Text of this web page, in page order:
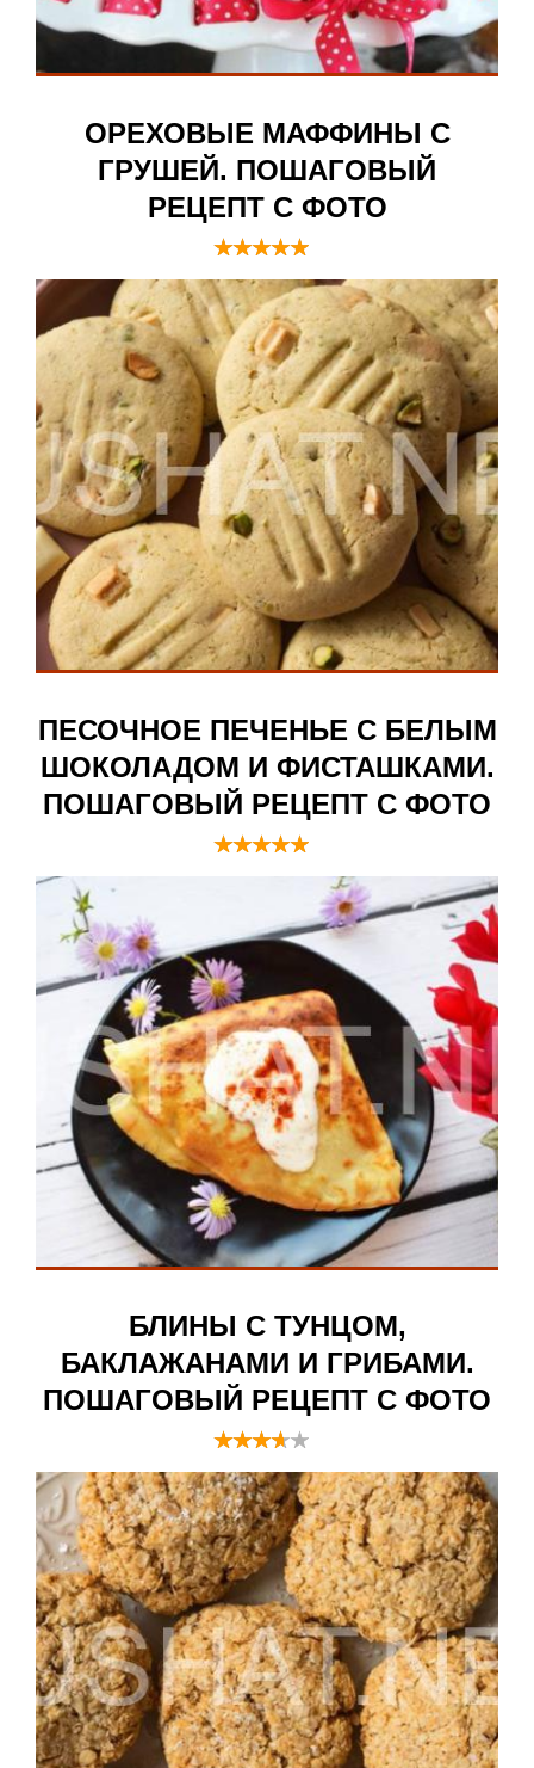
ОРЕХОВЫЕ МАФФИНЫ С
ГРУШЕЙ. ПОШАГОВЫЙ
РЕЦЕПТ С ФОТО
ПЕСОЧНОЕ ПЕЧЕНЬЕ С БЕЛЫМ
ШОКОЛАДОМ И ФИСТАШКАМИ.
ПОШАГОВЫЙ РЕЦЕПТ С ФОТО
БЛИНЫ С ТУНЦОМ,
БАКЛАЖАНАМИ И ГРИБАМИ.
ПОШАГОВЫЙ РЕЦЕПТ С ФОТО